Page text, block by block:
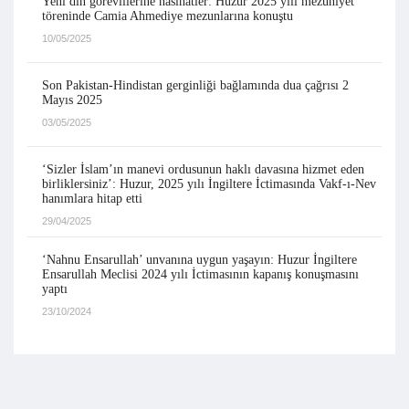
töreninde Camia Ahmediye mezunlarına konuştu
10/05/2025
Son Pakistan-Hindistan gerginliği bağlamında dua çağrısı 2
Mayıs 2025
03/05/2025
‘Sizler İslam’ın manevi ordusunun haklı davasına hizmet eden
birliklersiniz’: Huzur, 2025 yılı İngiltere İctimasında Vakf-ı-Nev
hanımlara hitap etti
29/04/2025
‘Nahnu Ensarullah’ unvanına uygun yaşayın: Huzur İngiltere
Ensarullah Meclisi 2024 yılı İctimasının kapanış konuşmasını
yaptı
23/10/2024